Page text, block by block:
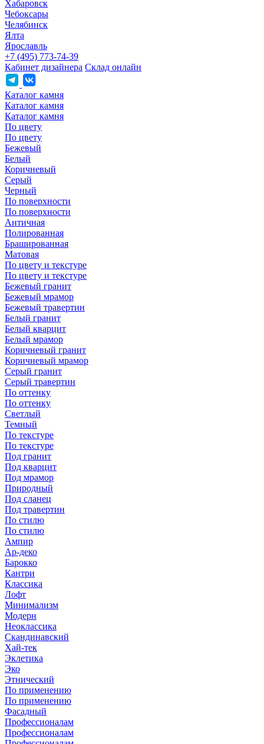
Хабаровск
Чебоксары
Челябинск
Ялта
Ярославль
+7 (495) 773-74-39
Кабинет дизайнера Склад онлайн
Каталог камня
Каталог камня
Каталог камня
По цвету
По цвету
Бежевый
Белый
Коричневый
Серый
Черный
По поверхности
По поверхности
Античная
Полированная
Брашированная
Матовая
По цвету и текстуре
По цвету и текстуре
Бежевый гранит
Бежевый мрамор
Бежевый травертин
Белый гранит
Белый кварцит
Белый мрамор
Коричневый гранит
Коричневый мрамор
Серый гранит
Серый травертин
По оттенку
По оттенку
Светлый
Темный
По текстуре
По текстуре
Под гранит
Под кварцит
Под мрамор
Природный
Под сланец
Под травертин
По стилю
По стилю
Ампир
Ар-деко
Барокко
Кантри
Классика
Лофт
Минимализм
Модерн
Неоклассика
Скандинавский
Хай-тек
Эклетика
Эко
Этнический
По применению
По применению
Фасадный
Профессионалам
Профессионалам